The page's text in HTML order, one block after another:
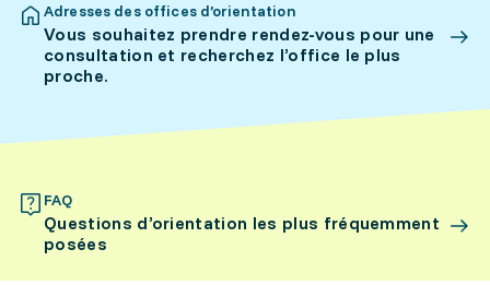
Adresses des offices d’orientation
Vous souhaitez prendre rendez-vous pour une
consultation et recherchez l’office le plus
proche.
FAQ
Questions d’orientation les plus fréquemment
posées